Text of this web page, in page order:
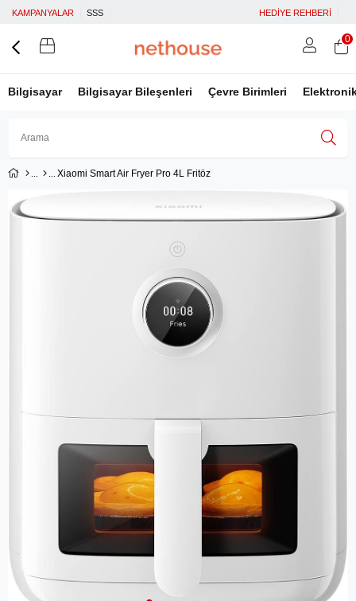
KAMPANYALAR SSS HEDİYE REHBERİ
Bilgisayar Bilgisayar Bileşenleri Çevre Birimleri
Üye Ol
0
Xiaomi Smart Air Fryer Pro 4L Fritöz